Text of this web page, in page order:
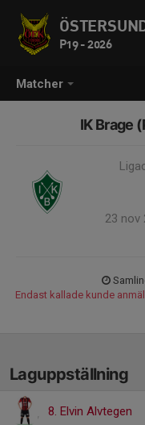
Matcher
P19 - 2026
IK Brage
23 nov
Endast kallade kunde
Laguppställning
8. Elvin Alvtegen